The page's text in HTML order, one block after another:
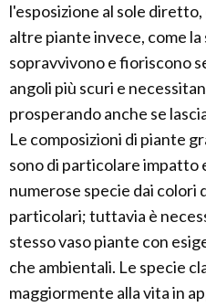
l'esposizione al sole
altre piante invece, come
sopravvivono e fioriscono
angoli più scuri e
prosperando anche se
Le composizioni di piante
sono di particolare impatto
numerose specie dai colori
particolari; tuttavia è
stesso vaso piante con
che ambientali. Le specie
maggiormente alla vita in